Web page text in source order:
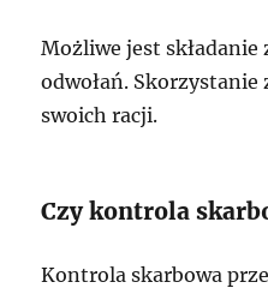
Możliwe jest składanie
odwołań.
swoich racji.
Czy kontrola
Kontrola skarbowa